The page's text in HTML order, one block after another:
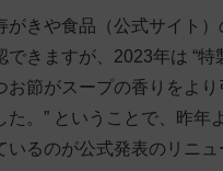
がきや食品（公式サイト
できますが、2023年は “特
お節がスープの香りをより
た。” ということで、昨年
いるのが公式発表のリニ